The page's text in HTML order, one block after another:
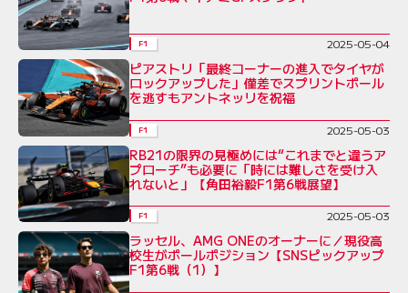
F1 2025-05-04
ピアストリ「最終コーナーの進入でタイヤが
ロックアップした」僅差でスプリントポール
を逃すもアントネッリを祝福
F1 2025-05-03
RB21の限界の見極めには“これまでと違うア
プローチ”も必要に「時には難しさを受け入
れないと」【角田裕毅F1第6戦展望】
F1 2025-05-03
ラッセル、AMG ONEのオーナーに／現役高
校生がポールポジション【SNSピックアップ
F1第6戦（1）】